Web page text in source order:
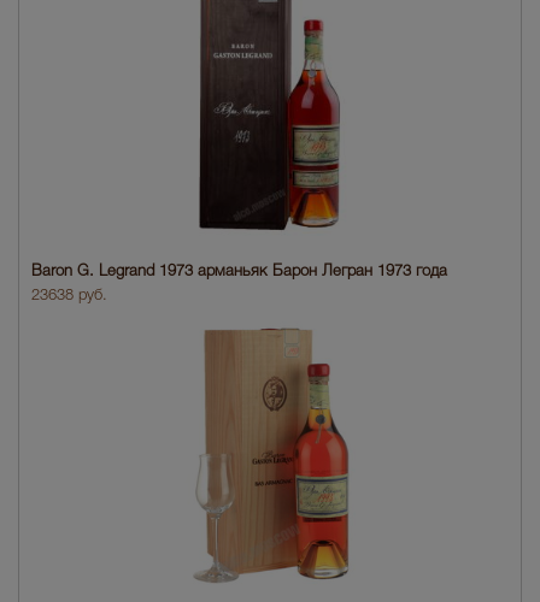
Baron G. Legrand 1973 арманьяк Барон Легран 1973 года
23638 руб.